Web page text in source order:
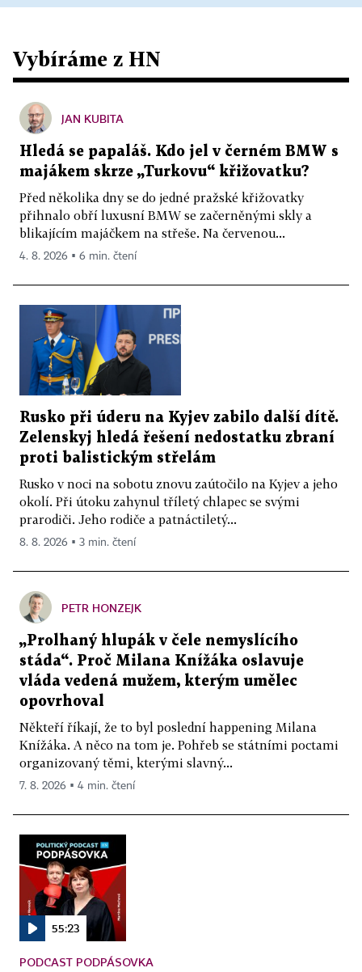
Vybíráme z HN
JAN KUBITA
Hledá se papaláš. Kdo jel v černém BMW s
majákem skrze „Turkovu“ křižovatku?
Před několika dny se do jedné pražské křižovatky
přihnalo obří luxusní BMW se začerněnými skly a
blikajícím majáčkem na střeše. Na červenou...
4. 8. 2026 ▪ 6 min. čtení
Rusko při úderu na Kyjev zabilo další dítě.
Zelenskyj hledá řešení nedostatku zbraní
proti balistickým střelám
Rusko v noci na sobotu znovu zaútočilo na Kyjev a jeho
okolí. Při útoku zahynul tříletý chlapec se svými
prarodiči. Jeho rodiče a patnáctiletý...
8. 8. 2026 ▪ 3 min. čtení
PETR HONZEJK
„Prolhaný hlupák v čele nemyslícího
stáda“. Proč Milana Knížáka oslavuje
vláda vedená mužem, kterým umělec
opovrhoval
Někteří říkají, že to byl poslední happening Milana
Knížáka. A něco na tom je. Pohřeb se státními poctami
organizovaný těmi, kterými slavný...
7. 8. 2026 ▪ 4 min. čtení
55:23
PODCAST PODPÁSOVKA